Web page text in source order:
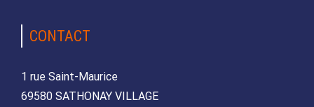
CONTACT
1 rue Saint-Maurice
69580 SATHONAY VILLAGE